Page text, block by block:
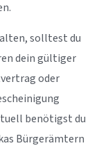
solltest du
dein gültiger
oder
benötigst du
Bürgerämtern